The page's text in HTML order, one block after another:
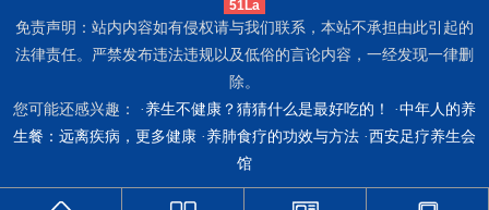
51La
免责声明：站内内容如有侵权请与我们联系，本站不承担由此引起的
法律责任。严禁发布违法违规以及低俗的言论内容，一经发现一律删
除。
您可能还感兴趣： · 养生不健康？猜猜什么是最好吃的！ ·中年人的养
生餐：远离疾病，更多健康 · 养肺食疗的功效与方法 ·西安足疗养生会
馆